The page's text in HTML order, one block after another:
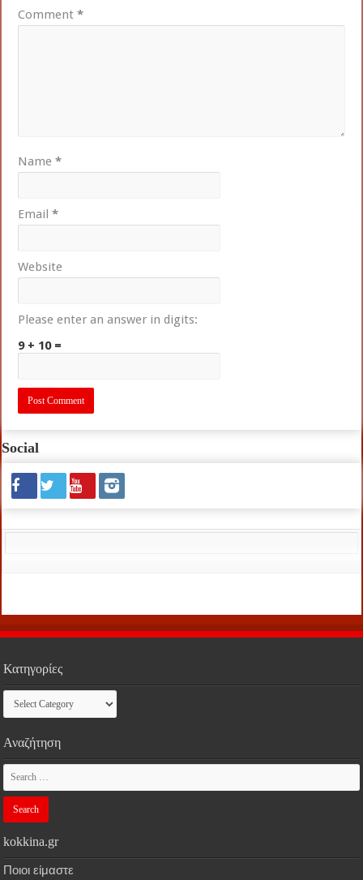
Comment*
Name*
Email*
Website
Please enter an answer in digits:
9 + 10 =
Social
Κατηγορίες
Κατηγορίες
Αναζήτηση
kokkina.gr
Ποιοι είμαστε